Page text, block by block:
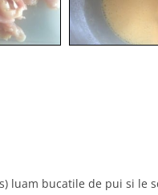
luam bucatile de pui si le